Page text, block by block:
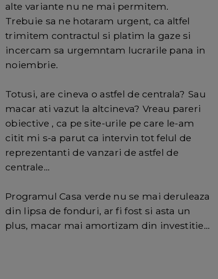
alte variante nu ne mai permitem.
Trebuie sa ne hotaram urgent, ca altfel
trimitem contractul si platim la gaze si
incercam sa urgemntam lucrarile pana in
noiembrie.
Totusi, are cineva o astfel de centrala? Sau
macar ati vazut la altcineva? Vreau pareri
obiective , ca pe site-urile pe care le-am
citit mi s-a parut ca intervin tot felul de
reprezentanti de vanzari de astfel de
centrale...
Programul Casa verde nu se mai deruleaza
din lipsa de fonduri, ar fi fost si asta un
plus, macar mai amortizam din investitie...